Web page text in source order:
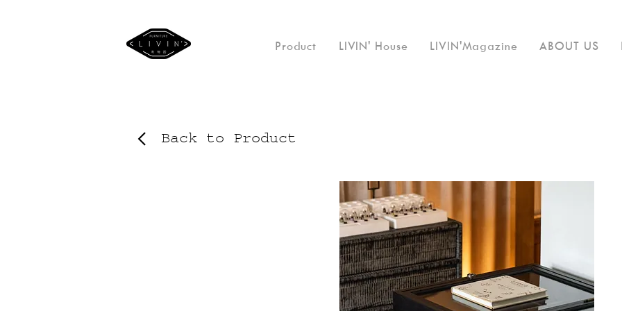
Product LIVIN' House LIVIN'Magazine ABOUT US
Back to Product